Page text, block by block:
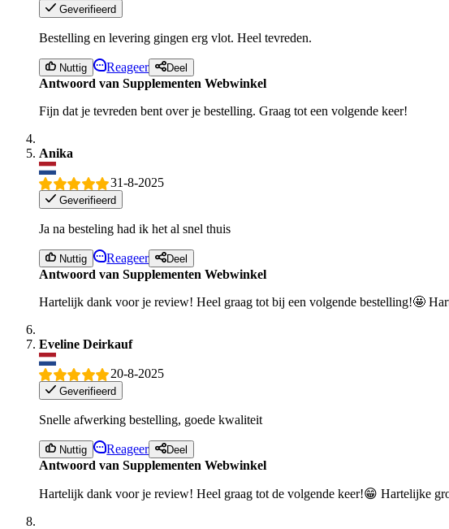
Geverifieerd
Bestelling en levering gingen erg vlot. Heel tevreden.
Nuttig Reageer Deel
Antwoord van Supplementen Webwinkel
Fijn dat je tevreden bent over je bestelling. Graag tot een volgende keer!
Anika
31-8-2025
Geverifieerd
Ja na besteling had ik het al snel thuis
Nuttig Reageer Deel
Antwoord van Supplementen Webwinkel
Hartelijk dank voor je review! Heel graag tot bij een volgende bestelling!🤩
Eveline Deirkauf
20-8-2025
Geverifieerd
Snelle afwerking bestelling, goede kwaliteit
Nuttig Reageer Deel
Antwoord van Supplementen Webwinkel
Hartelijk dank voor je review! Heel graag tot de volgende keer!😁 Hartelijke